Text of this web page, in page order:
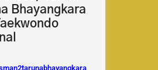
Bhayangkara